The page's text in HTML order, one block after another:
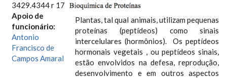
3429.4344 r 17
Apoio de
funcionário:
Antonio
Francisco de
Campos Amaral
Plantas, tal qual animais, utilizam pequenas
proteínas (peptídeos) como sinais
intercelulares (hormônios). Os peptídeos
hormonais vegetais , ou peptídeos sinais,
estão envolvidos na defesa, reprodução,
desenvolvimento e em outros aspectos